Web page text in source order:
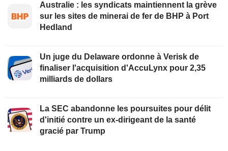
Australie : les syndicats maintiennent la grève
sur les sites de minerai de fer de BHP à Port
Hedland
Un juge du Delaware ordonne à Verisk de
finaliser l'acquisition d'AccuLynx pour 2,35
milliards de dollars
La SEC abandonne les poursuites pour délit
d'initié contre un ex-dirigeant de la santé
gracié par Trump